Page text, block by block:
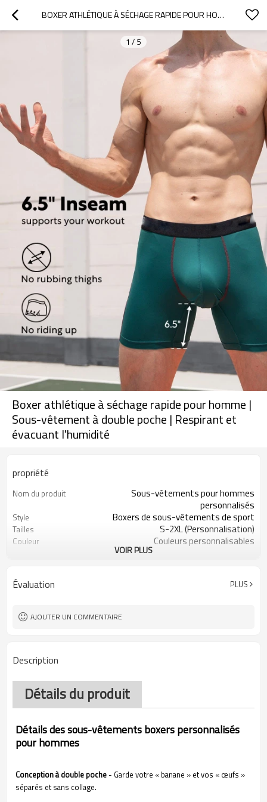
BOXER ATHLÉTIQUE À SÉCHAGE RAPIDE POUR HOMME | SOUS-VÊTEMENT À DOUBLE POCHE | RESPIRANT ET ÉVACUANT L'HUMIDITÉ
1 / 5
Boxer athlétique à séchage rapide pour homme |
Sous-vêtement à double poche | Respirant et
évacuant l'humidité
propriété
Nom du produit
Sous-vêtements pour hommes
personnalisés
Style Boxers de sous-vêtements de sport
Tailles S-2XL (Personnalisation)
Couleur Couleurs personnalisables
80 % polyester, 20 % élasthanne
Conseils d'entretien
Quantité minimale de
1 pièce
VOIR PLUS
Évaluation PLUS
AJOUTER UN COMMENTAIRE
Description
Détails du produit
Détails des sous-vêtements boxers personnalisés
pour hommes
Conception à double poche- Garde votre « banane » et vos « œufs »
séparés et sans collage.